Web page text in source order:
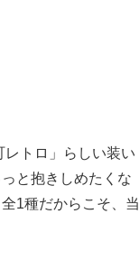
レトロ」らしい装い
と抱きしめたくな
1種だからこそ、当